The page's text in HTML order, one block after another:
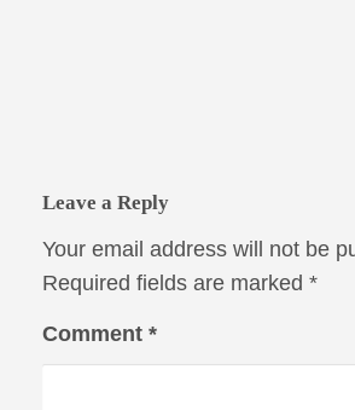
Leave a Reply
Your email address will not be
Required fields are marked *
Comment *